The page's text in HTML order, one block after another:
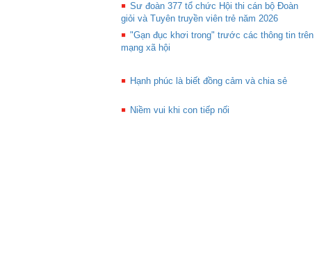
Sư đoàn 377 tổ chức Hội thi cán bộ Đoàn
giỏi và Tuyên truyền viên trẻ năm 2026
"Gạn đục khơi trong" trước các thông tin trên
mạng xã hội
Hạnh phúc là biết đồng cảm và chia sẻ
Niềm vui khi con tiếp nối